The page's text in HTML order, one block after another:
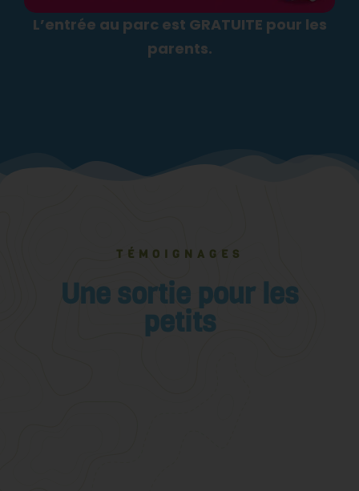
L’entrée au parc est GRATUITE pour les
parents.
TÉMOIGNAGES
Une sortie pour les
petits